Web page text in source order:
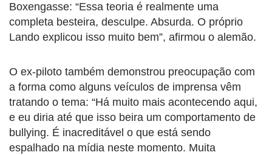
Boxengasse: “Essa teoria é realmente uma
completa besteira, desculpe. Absurda. O próprio
Lando explicou isso muito bem”, afirmou o alemão.
O ex-piloto também demonstrou preocupação com
a forma como alguns veículos de imprensa vêm
tratando o tema: “Há muito mais acontecendo aqui,
e eu diria até que isso beira um comportamento de
bullying. É inacreditável o que está sendo
espalhado na mídia neste momento. Muita